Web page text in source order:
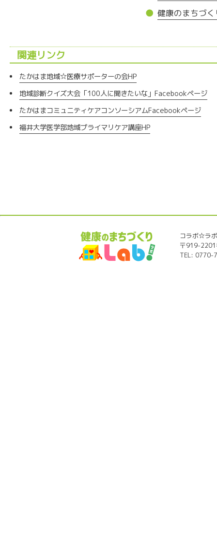
健康のまちづ
関連リンク
たかはま地域☆医療サポーターの会HP
地域診断クイズ大会「100人に聞きたいな」Facebookページ
たかはまコミュニティケアコンソーシアムFacebookページ
福井大学医学部地域プライマリケア講座HP
コラボ☆ラ
〒919-2201
TEL: